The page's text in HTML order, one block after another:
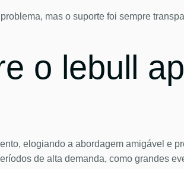
mas o suporte foi sempre
o lebull
elogiando a abordagem amigável e
de alta demanda, como grandes